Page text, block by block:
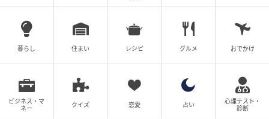
これで、クッキングシートを引き出しても、簡単には
ロールが飛び出さなくなりました！
暮らし 住まい レシピ グルメ おでかけ
ビジネス・マ
ネー
クイズ 恋愛 占い
心理テスト・
診断